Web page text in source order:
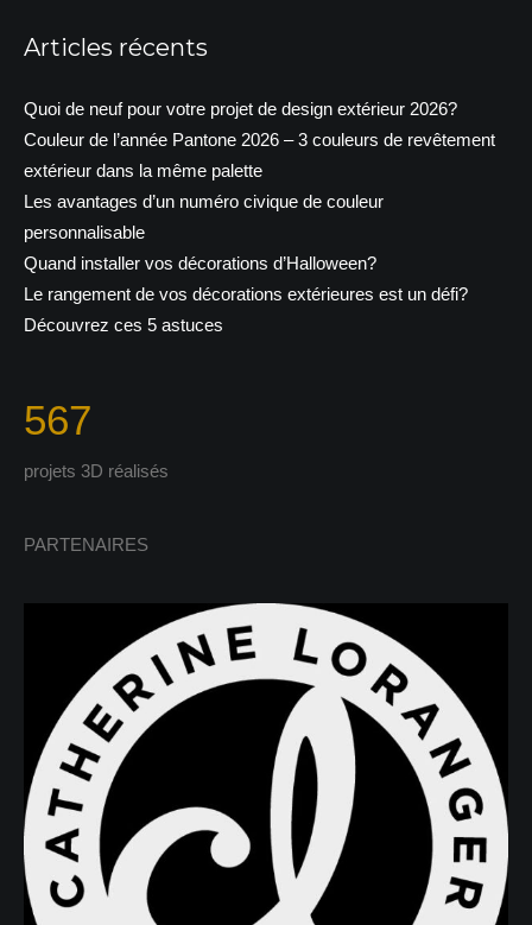
Articles récents
Quoi de neuf pour votre projet de design extérieur 2026?
Couleur de l’année Pantone 2026 – 3 couleurs de revêtement
extérieur dans la même palette
Les avantages d’un numéro civique de couleur
personnalisable
Quand installer vos décorations d’Halloween?
Le rangement de vos décorations extérieures est un défi?
Découvrez ces 5 astuces
567
projets 3D réalisés
PARTENAIRES